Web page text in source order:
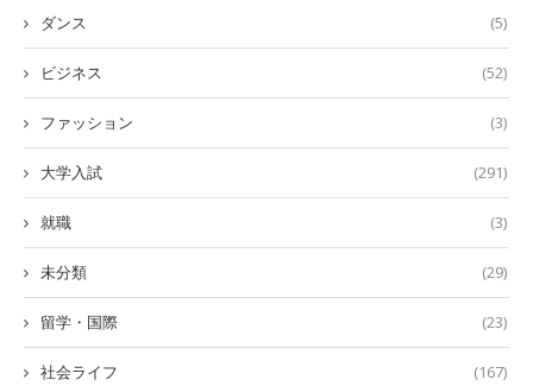
ダンス (5)
ビジネス (52)
ファッション (3)
大学入試 (291)
就職 (3)
未分類 (29)
留学・国際 (23)
社会ライフ (167)